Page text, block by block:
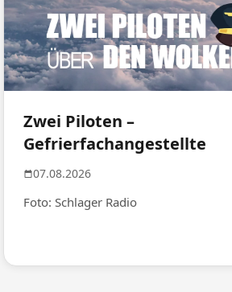
Zwei Piloten –
Gefrierfachangestellte
07.08.2026
Foto: Schlager Radio